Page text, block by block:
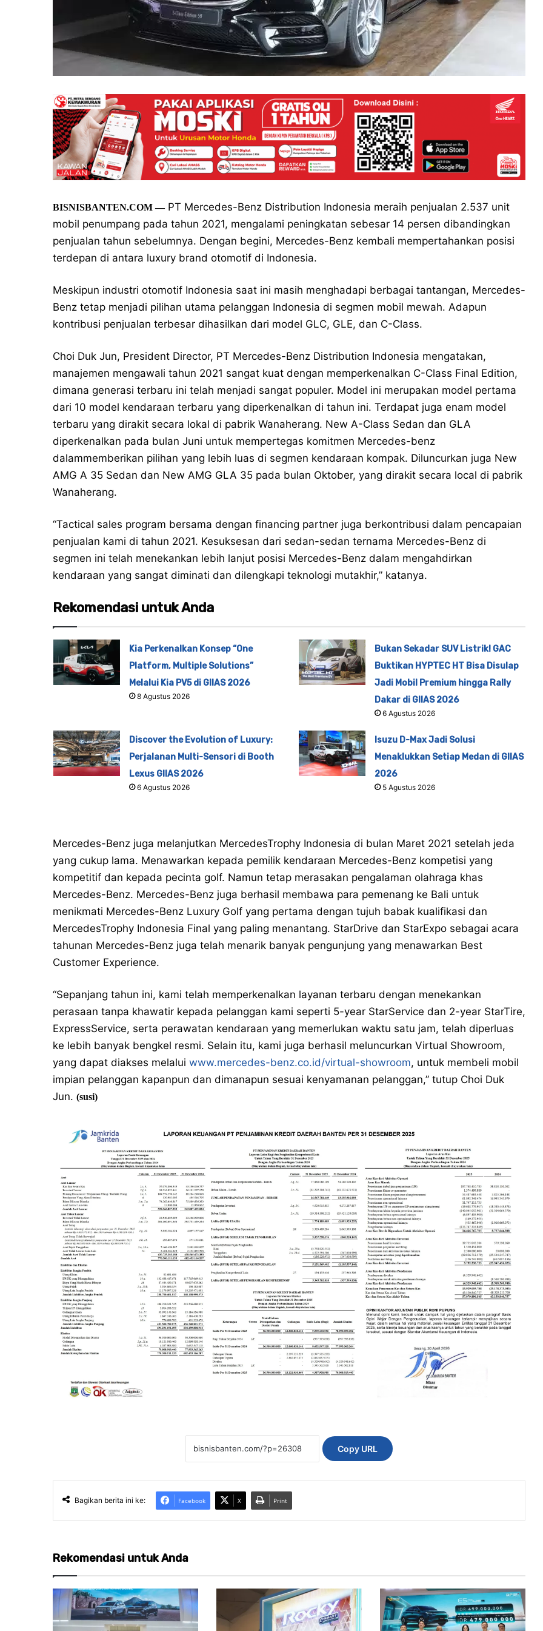
BISNISBANTEN.COM —PT Mercedes-Benz Distribution Indonesia meraih penjualan 2.537 unit
mobil penumpang pada tahun 2021, mengalami peningkatan sebesar 14 persen dibandingkan
penjualan tahun sebelumnya. Dengan begini, Mercedes-Benz kembali mempertahankan posisi
terdepan di antara luxury brand otomotif di Indonesia.
Meskipun industri otomotif Indonesia saat ini masih menghadapi berbagai tantangan, Mercedes-
Benz tetap menjadi pilihan utama pelanggan Indonesia di segmen mobil mewah. Adapun
kontribusi penjualan terbesar dihasilkan dari model GLC, GLE, dan C-Class.
Choi Duk Jun, President Director, PT Mercedes-Benz Distribution Indonesia mengatakan,
manajemen mengawali tahun 2021 sangat kuat dengan memperkenalkan C-Class Final Edition,
dimana generasi terbaru ini telah menjadi sangat populer. Model ini merupakan model pertama
dari 10 model kendaraan terbaru yang diperkenalkan di tahun ini. Terdapat juga enam model
terbaru yang dirakit secara lokal di pabrik Wanaherang. New A-Class Sedan dan GLA
diperkenalkan pada bulan Juni untuk mempertegas komitmen Mercedes-benz
dalammemberikan pilihan yang lebih luas di segmen kendaraan kompak. Diluncurkan juga New
AMG A 35 Sedan dan New AMG GLA 35 pada bulan Oktober, yang dirakit secara local di pabrik
Wanaherang.
“Tactical sales program bersama dengan financing partner juga berkontribusi dalam pencapaian
penjualan kami di tahun 2021. Kesuksesan dari sedan-sedan ternama Mercedes-Benz di
segmen ini telah menekankan lebih lanjut posisi Mercedes-Benz dalam mengahdirkan
kendaraan yang sangat diminati dan dilengkapi teknologi mutakhir,” katanya.
Rekomendasi untuk Anda
Kia Perkenalkan Konsep “One
Platform, Multiple Solutions”
Melalui Kia PV5 di GIIAS 2026
8 Agustus 2026
Bukan Sekadar SUV Listrik! GAC
Buktikan HYPTEC HT Bisa Disulap
Jadi Mobil Premium hingga Rally
Dakar di GIIAS 2026
6 Agustus 2026
Discover the Evolution of Luxury:
Perjalanan Multi-Sensori di Booth
Lexus GIIAS 2026
6 Agustus 2026
Isuzu D-Max Jadi Solusi
Menaklukkan Setiap Medan di GIIAS
2026
5 Agustus 2026
Mercedes-Benz juga melanjutkan MercedesTrophy Indonesia di bulan Maret 2021 setelah jeda
yang cukup lama. Menawarkan kepada pemilik kendaraan Mercedes-Benz kompetisi yang
kompetitif dan kepada pecinta golf. Namun tetap merasakan pengalaman olahraga khas
Mercedes-Benz. Mercedes-Benz juga berhasil membawa para pemenang ke Bali untuk
menikmati Mercedes-Benz Luxury Golf yang pertama dengan tujuh babak kualifikasi dan
MercedesTrophy Indonesia Final yang paling menantang. StarDrive dan StarExpo sebagai acara
tahunan Mercedes-Benz juga telah menarik banyak pengunjung yang menawarkan Best
Customer Experience.
“Sepanjang tahun ini, kami telah memperkenalkan layanan terbaru dengan menekankan
perasaan tanpa khawatir kepada pelanggan kami seperti 5-year StarService dan 2-year StarTire,
ExpressService, serta perawatan kendaraan yang memerlukan waktu satu jam, telah diperluas
ke lebih banyak bengkel resmi. Selain itu, kami juga berhasil meluncurkan Virtual Showroom,
yang dapat diakses melalui www.mercedes-benz.co.id/virtual-showroom, untuk membeli mobil
impian pelanggan kapanpun dan dimanapun sesuai kenyamanan pelanggan,” tutup Choi Duk
Jun. (susi)
Copy URL
Bagikan berita ini ke: Facebook X Print
Rekomendasi untuk Anda